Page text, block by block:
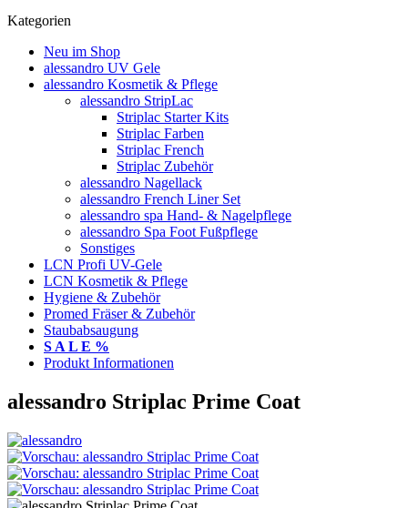
Kategorien
Neu im Shop
alessandro UV Gele
alessandro Kosmetik & Pflege
alessandro StripLac
Striplac Starter Kits
Striplac Farben
Striplac French
Striplac Zubehör
alessandro Nagellack
alessandro French Liner Set
alessandro spa Hand- & Nagelpflege
alessandro Spa Foot Fußpflege
Sonstiges
LCN Profi UV-Gele
LCN Kosmetik & Pflege
Hygiene & Zubehör
Promed Fräser & Zubehör
Staubabsaugung
S A L E %
Produkt Informationen
alessandro Striplac Prime Coat